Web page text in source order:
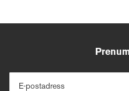
E-postadress